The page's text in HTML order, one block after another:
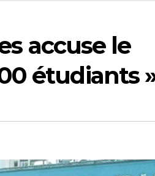
accuse le
étudiants